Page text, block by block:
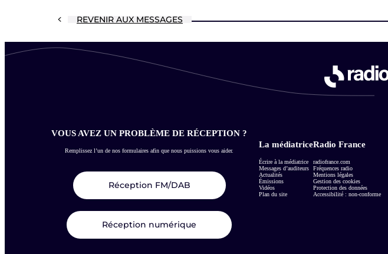
REVENIR AUX MESSAGES
VOUS AVEZ UN PROBLÈME DE RÉCEPTION ?
Remplissez l’un de nos formulaires afin que nous puissions vous aider.
Réception FM/DAB
Réception numérique
La médiatrice
Écrire à la médiatrice
Messages d’auditeurs
Actualités
Émissions
Vidéos
Plan du site
Radio France
radiofrance.com
Fréquences radio
Mentions légales
Gestion des cookies
Protection des données
Accessibilité : non-conforme